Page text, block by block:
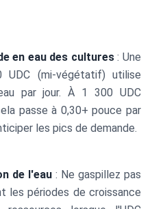
en eau des cultures: Une
(mi-végétatif) utilise
par jour. À 1 300 UDC
passe à 0,30+ pouce par
les pics de demande.
de l'eau : Ne gaspillez pas
les périodes de croissance